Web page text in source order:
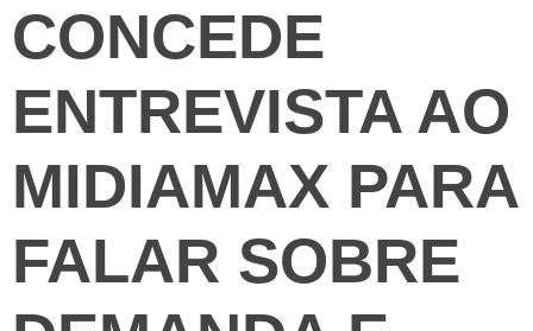
CONCEDE
ENTREVISTA AO
MIDIAMAX PARA
FALAR SOBRE